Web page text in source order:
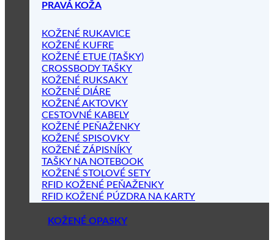
PRAVÁ KOŽA
KOŽENÉ RUKAVICE
KOŽENÉ KUFRE
KOŽENÉ ETUE (TAŠKY)
CROSSBODY TAŠKY
KOŽENÉ RUKSAKY
KOŽENÉ DIÁRE
KOŽENÉ AKTOVKY
CESTOVNÉ KABELY
KOŽENÉ PEŇAŽENKY
KOŽENÉ SPISOVKY
KOŽENÉ ZÁPISNÍKY
TAŠKY NA NOTEBOOK
KOŽENÉ STOLOVÉ SETY
RFID KOŽENÉ PEŇAŽENKY
RFID KOŽENÉ PÚZDRA NA KARTY
KOŽENÉ OPASKY